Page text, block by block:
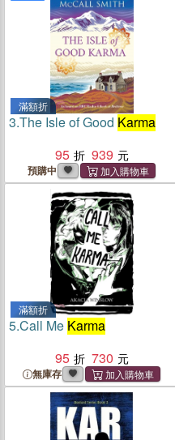
滿額折
3.The Isle of Good Karma
95
939
預購中
滿額折
5.Call Me Karma
95
730
無庫存